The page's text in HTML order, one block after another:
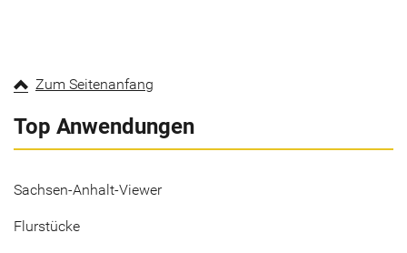
Zum Seitenanfang
Top Anwendungen
Sachsen-Anhalt-Viewer
Flurstücke